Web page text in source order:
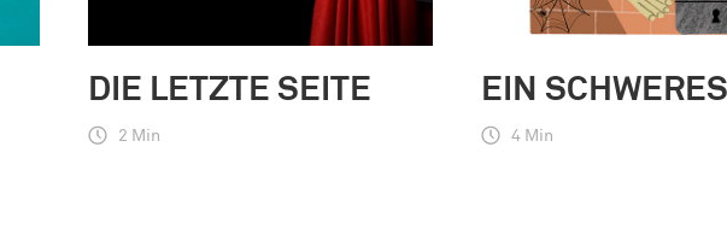
DIE LETZTE SEITE
2 Min
EIN
4 Min